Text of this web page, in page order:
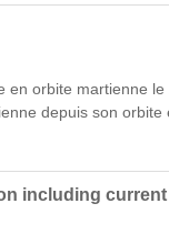
en orbite martienne le
depuis son orbite
including